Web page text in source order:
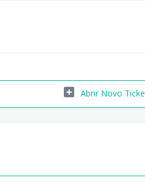
Abrir Novo